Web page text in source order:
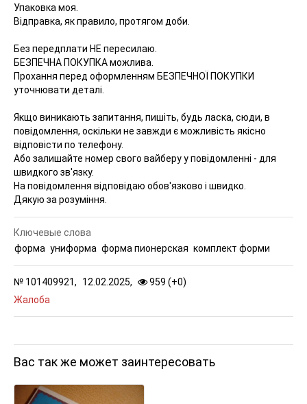
Упаковка моя.
Відправка, як правило, протягом доби.
Без передплати НЕ пересилаю.
БЕЗПЕЧНА ПОКУПКА можлива.
Прохання перед оформленням БЕЗПЕЧНОЇ ПОКУПКИ
уточнювати деталі.
Якщо виникають запитання, пишіть, будь ласка, сюди, в
повідомлення, оскільки не завжди є можливість якісно
відповісти по телефону.
Або залишайте номер свого вайберу у повідомленні - для
швидкого зв'язку.
На повідомлення відповідаю обов'язково і швидко.
Дякую за розуміння.
№ 101409921, 12.02.2025, 959 (+0)
Жалоба
Ключевые слова
форма униформа форма пионерская комплект форми
Вас так же может заинтересовать